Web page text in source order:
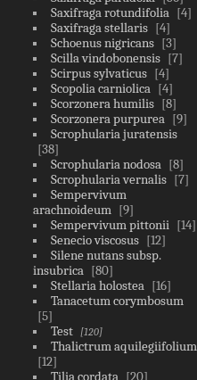
Saxifraga rotundifolia
4
Saxifraga stellaris
4
Schoenus nigricans
3
Scilla vindobonensis
7
Scirpus sylvaticus
4
Scopolia carniolica
4
Scorzonera humilis
8
Scorzonera purpurea
9
Scrophularia juratensis
38
Scrophularia nodosa
8
Scrophularia vernalis
7
Sempervivum
arachnoideum
9
Sempervivum pittonii
14
Senecio viscosus
12
Silene nutans subsp.
insubrica
80
Stellaria holostea
16
Tanacetum corymbosum
5
Test
120
Thalictrum aquilegiifolium
12
Tilia cordata
20